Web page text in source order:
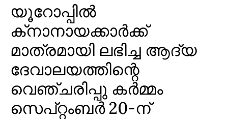
യൂറോപ്പില്‍
ക്‌നാനായക്കാര്‍ക്ക്
മാത്രമായി ലഭിച്ച ആദ്യ
ദേവാലയത്തിന്റെ
വെഞ്ചരിപ്പു കര്‍മ്മം
സെപ്റ്റംബര്‍ 20-ന്